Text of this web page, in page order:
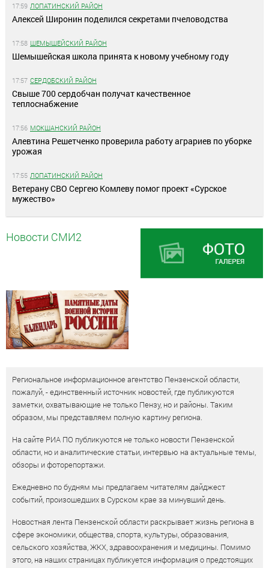
17:59 ЛОПАТИНСКИЙ РАЙОН
Алексей Широнин поделился секретами пчеловодства
17:58 ШЕМЫШЕЙСКИЙ РАЙОН
Шемышейская школа принята к новому учебному году
17:57 СЕРДОБСКИЙ РАЙОН
Свыше 700 сердобчан получат качественное
теплоснабжение
17:56 МОКШАНСКИЙ РАЙОН
Алевтина Решетченко проверила работу аграриев по уборке
урожая
17:55 ЛОПАТИНСКИЙ РАЙОН
Ветерану СВО Сергею Комлеву помог проект «Сурское
мужество»
Новости СМИ2
Региональное информационное агентство Пензенской области,
пожалуй, - единственный источник новостей, где публикуются
заметки, охватывающие не только Пензу, но и районы. Таким
образом, мы представляем полную картину региона.
На сайте РИА ПО публикуются не только новости Пензенской
области, но и аналитические статьи, интервью на актуальные темы,
обзоры и фоторепортажи.
Ежедневно по будням мы предлагаем читателям дайджест
событий, произошедших в Сурском крае за минувший день.
Новостная лента Пензенской области раскрывает жизнь региона в
сфере экономики, общества, спорта, культуры, образования,
сельского хозяйства, ЖКХ, здравоохранения и медицины. Помимо
этого, на наших страницах публикуется информация о предстоящих